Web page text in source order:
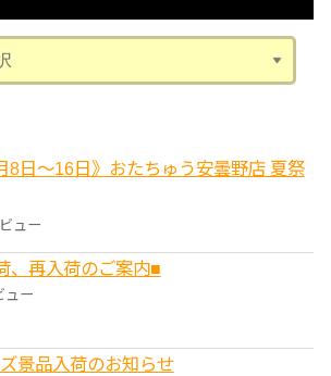
日～16日》おたちゅう安曇野店 夏祭
ュー
、再入荷のご案内■
ュー
景品入荷のお知らせ